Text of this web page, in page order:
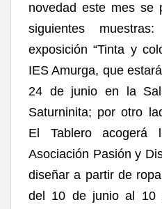
novedad este mes se
siguientes
exposición “Tinta y
IES Amurga, que
24 de junio en la
Saturninita; por otro
El Tablero acogerá
Asociación Pasión y
diseñar a partir de
del 10 de junio al 10